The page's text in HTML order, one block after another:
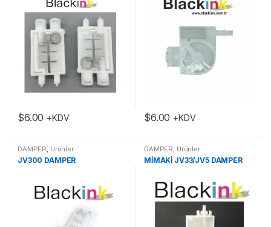
$6.00 +KDV $6.00 +KDV
DAMPER, Ürünler
JV300 DAMPER
DAMPER, Ürünler
MİMAKİ JV33/JV5 DAMPER